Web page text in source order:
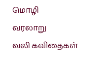
மொழி
வரலாறு
வலி கவிதைகள்